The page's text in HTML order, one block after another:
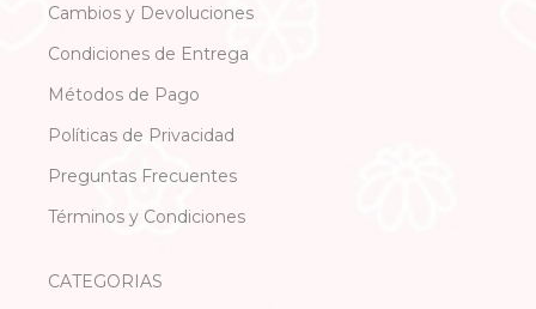
Cambios y Devoluciones
Condiciones de Entrega
Métodos de Pago
Políticas de Privacidad
Preguntas Frecuentes
Términos y Condiciones
CATEGORIAS